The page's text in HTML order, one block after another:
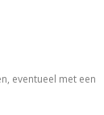
eventueel met een